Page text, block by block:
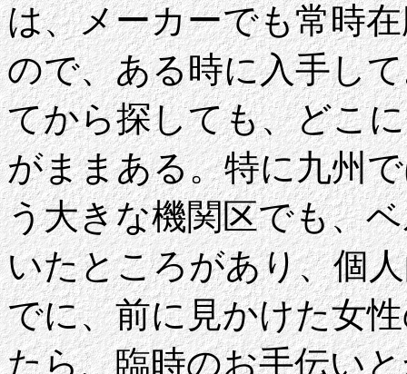
は、メーカーでも常時
ので、ある時に入手し
てから探しても、どこ
がままある。特に九州
う大きな機関区でも、
いたところがあり、個
でに、前に見かけた女
たら、臨時のお手伝い